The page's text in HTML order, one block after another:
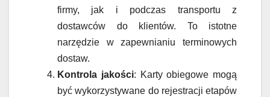
firmy, jak i podczas transportu z
dostawców do klientów. To istotne
narzędzie w zapewnianiu terminowych
dostaw.
Kontrola jakości: Karty obiegowe mogą
być wykorzystywane do rejestracji etapów